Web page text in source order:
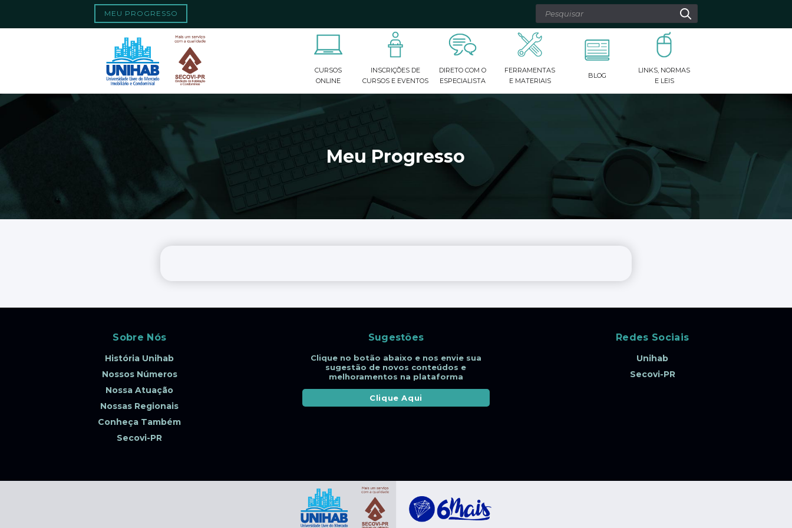
MEU PROGRESSO
Search Quando os resultados de preenchimento automático estiverem disponíveis, use as setas para cima e para baixo para revisar e digite
CURSOS
ONLINE
INSCRIÇÕES DE
CURSOS E EVENTOS
DIRETO COM O
ESPECIALISTA
FERRAMENTAS
E MATERIAIS
BLOG
LINKS, NORMAS
E LEIS
Meu Progresso
Sobre Nós
História Unihab
Nossos Números
Nossa Atuação
Nossas Regionais
Conheça Também
Secovi-PR
Sugestões
Clique no botão abaixo e nos envie sua
sugestão de novos conteúdos e
melhoramentos na plataforma
Clique Aqui
Redes Sociais
Unihab
Secovi-PR